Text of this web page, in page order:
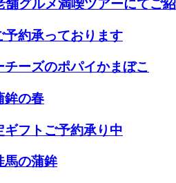
約承っております
ーズのポパイかまぼこ
鉾の春
フトご予約承り中
馬の蒲鉾